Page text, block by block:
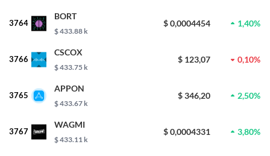
3764
BORT
$ 433.88 k
$ 0,0004454 1,40%
3766
CSCOX
$ 433.75 k
$ 123,07 0,10%
3765
APPON
$ 433.67 k
$ 346,20 2,50%
3767
WAGMI
$ 433.11 k
$ 0,0004331 3,80%